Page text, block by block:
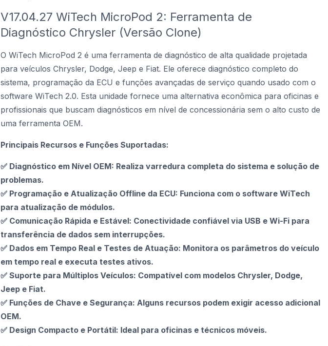
V17.04.27 WiTech MicroPod 2: Ferramenta de
Diagnóstico Chrysler (Versão Clone)
O WiTech MicroPod 2 é uma ferramenta de diagnóstico de alta qualidade projetada
para veículos Chrysler, Dodge, Jeep e Fiat. Ele oferece diagnóstico completo do
sistema, programação da ECU e funções avançadas de serviço quando usado com o
software WiTech 2.0. Esta unidade fornece uma alternativa econômica para oficinas e
profissionais que buscam diagnósticos em nível de concessionária sem o alto custo de
uma ferramenta OEM.
Principais Recursos e Funções Suportadas:
✅ Diagnóstico em Nível OEM: Realiza varredura completa do sistema e solução de
problemas.
✅ Programação e Atualização Offline da ECU: Funciona com o software WiTech
para atualização de módulos.
✅ Comunicação Rápida e Estável: Conectividade confiável via USB e Wi-Fi para
transferência de dados sem interrupções.
✅ Dados em Tempo Real e Testes de Atuação: Monitora os parâmetros do veículo
em tempo real e executa testes ativos.
✅ Suporte para Múltiplos Veículos: Compatível com modelos Chrysler, Dodge,
Jeep e Fiat.
✅ Funções de Chave e Segurança: Alguns recursos podem exigir acesso adicional
OEM.
✅ Design Compacto e Portátil: Ideal para oficinas e técnicos móveis.